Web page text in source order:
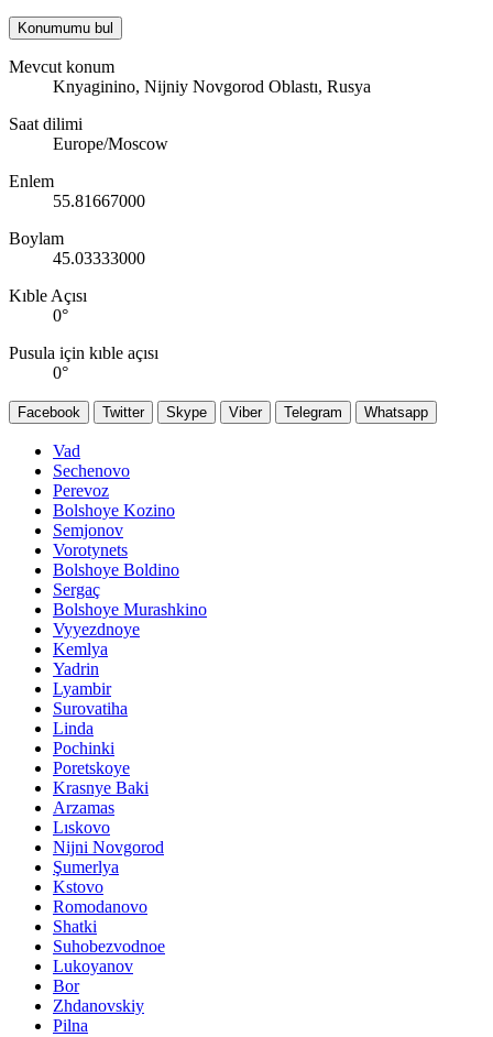
Konumumu bul
Mevcut konum
Knyaginino, Nijniy Novgorod Oblastı, Rusya
Saat dilimi
Europe/Moscow
Enlem
55.81667000
Boylam
45.03333000
Kıble Açısı
0°
Pusula için kıble açısı
0°
Facebook Twitter Skype Viber Telegram Whatsapp
Vad
Sechenovo
Perevoz
Bolshoye Kozino
Semjonov
Vorotynets
Bolshoye Boldino
Sergaç
Bolshoye Murashkino
Vyyezdnoye
Kemlya
Yadrin
Lyambir
Surovatiha
Linda
Pochinki
Poretskoye
Krasnye Baki
Arzamas
Lıskovo
Nijni Novgorod
Şumerlya
Kstovo
Romodanovo
Shatki
Suhobezvodnoe
Lukoyanov
Bor
Zhdanovskiy
Pilna